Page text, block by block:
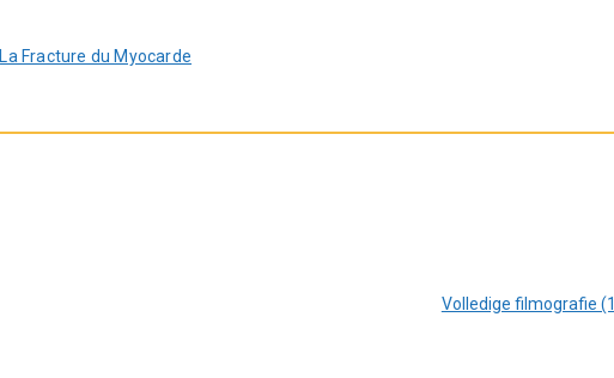
La Fracture du Myocarde
Volledige filmografie